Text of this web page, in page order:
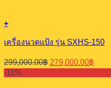
+
เครื่องนวดแป้ง รุ่น SXHS-150
299,000.00฿ Original
price
was:
279,000.00฿
price
is:
-11%